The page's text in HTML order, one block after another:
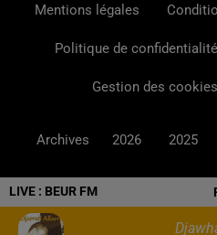
LIVE : BEUR FM
Mentions légales
Politique de confidentialité
Gestion des cookies
Archives 2026 2025